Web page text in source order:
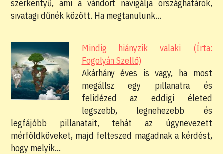
szerkentyű, ami a vándort navigálja országhatárok,
sivatagi dűnék között. Ha megtanulunk…
Mindig hiányzik valaki (Írta:
Fogolyán Szellő)
Akárhány éves is vagy, ha most
megállsz egy pillanatra és
felidézed az eddigi életed
legszebb, legnehezebb és
legfájóbb pillanatait, tehát az úgynevezett
mérföldköveket, majd felteszed magadnak a kérdést,
hogy melyik…